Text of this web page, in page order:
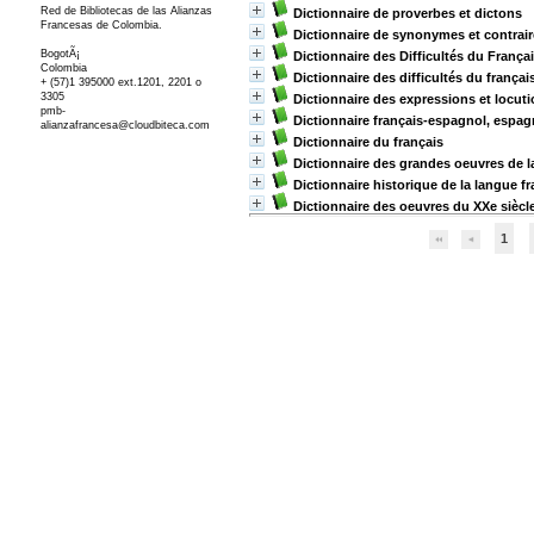
Dictionnaire de proverbes et dictons
Dictionnaire de synonymes et
Dictionnaire des Difficultés du
Dictionnaire des difficultés du
Dictionnaire des expressions et
Dictionnaire français-espagnol,
Dictionnaire du français
Dictionnaire des grandes oeuvres de
Dictionnaire historique de la langue
Dictionnaire des oeuvres du XXe
1
Red de Bibliotecas de las Alianzas
Francesas de Colombia.
BogotÃ¡
Colombia
+ (57)1 395000 ext.1201, 2201 o
3305
pmb-
alianzafrancesa@cloudbiteca.com